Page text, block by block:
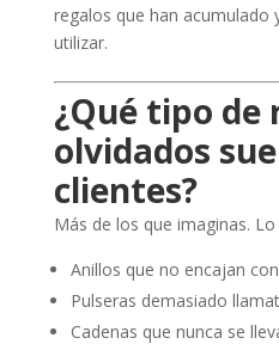
regalos que han acumulado
utilizar.
¿Qué tipo de
olvidados
clientes?
Más de los que imaginas.
Anillos que no encajan
Pulseras demasiado
Cadenas que nunca se